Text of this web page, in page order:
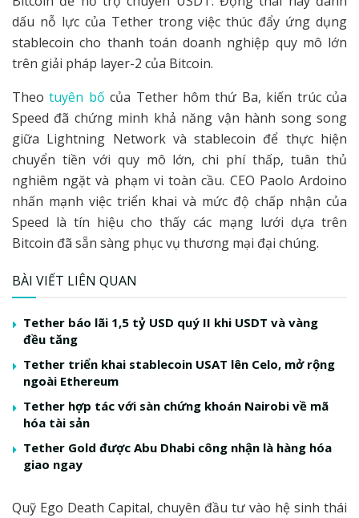
dấu nỗ lực của Tether trong việc thúc đẩy ứng dụng
stablecoin cho thanh toán doanh nghiệp quy mô lớn
trên giải pháp layer-2 của Bitcoin.
Theotuyên bố của Tether hôm thứ Ba, kiến trúc của
Speed đã chứng minh khả năng vận hành song song
giữa Lightning Network và stablecoin để thực hiện
chuyển tiền với quy mô lớn, chi phí thấp, tuân thủ
nghiêm ngặt và phạm vi toàn cầu. CEO Paolo Ardoino
nhấn mạnh việc triển khai và mức độ chấp nhận của
Speed là tín hiệu cho thấy các mạng lưới dựa trên
Bitcoin đã sẵn sàng phục vụ thương mại đại chúng.
BÀI VIẾT LIÊN QUAN
Tether báo lãi 1,5 tỷ USD quý II khi USDT và vàng
đều tăng
Tether triển khai stablecoin USAT lên Celo, mở rộng
ngoài Ethereum
Tether hợp tác với sàn chứng khoán Nairobi về mã
hóa tài sản
Tether Gold được Abu Dhabi công nhận là hàng hóa
giao ngay
Quỹ Ego Death Capital, chuyên đầu tư vào hệ sinh thái